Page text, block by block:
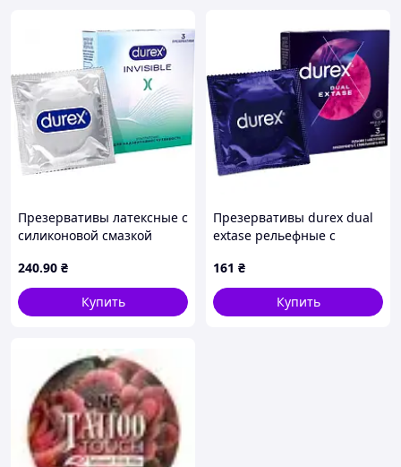
Презервативы латексные с
силиконовой смазкой
(ультратонкие) 3 шт
(5052197049589)
240.90 ₴
Купить
Презервативы durex dual
extase рельефные с
точки 3 штуки для мужчин
с бензокаином
161 ₴
Купить